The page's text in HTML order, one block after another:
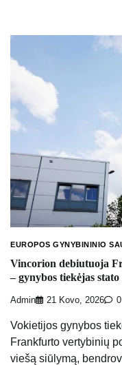
EUROPOS GYNYBININIO
Vincorion debiutuoja
– gynybos tiekėjas
Admin 21 Kovo, 2026 0
Vokietijos gynybos
Frankfurto vertybinių
viešą siūlymą,